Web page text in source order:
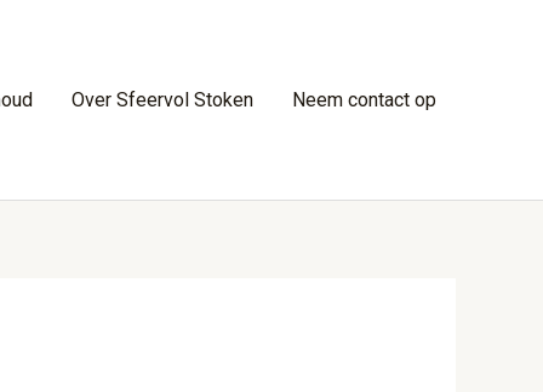
Over Sfeervol Stoken Neem contact op